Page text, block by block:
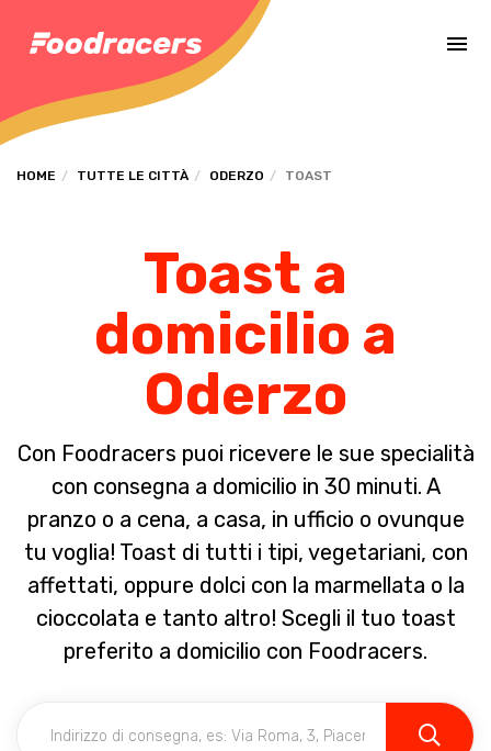
HOME TUTTE LE CITTÀ ODERZO TOAST
Toast a
domicilio a
Oderzo
Con Foodracers puoi ricevere le sue specialità
con consegna a domicilio in 30 minuti. A
pranzo o a cena, a casa, in ufficio o ovunque
tu voglia! Toast di tutti i tipi, vegetariani, con
affettati, oppure dolci con la marmellata o la
cioccolata e tanto altro! Scegli il tuo toast
preferito a domicilio con Foodracers.